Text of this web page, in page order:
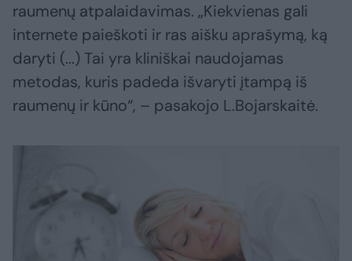
raumenų atpalaidavimas. „Kiekvienas gali
internete paieškoti ir ras aišku aprašymą, ką
daryti (...) Tai yra kliniškai naudojamas
metodas, kuris padeda išvaryti įtampą iš
raumenų ir kūno“, – pasakojo L.Bojarskaitė.